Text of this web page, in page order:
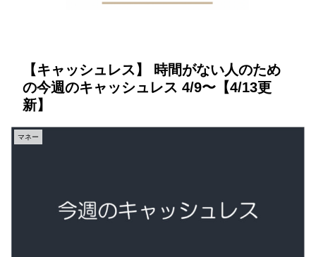
【キャッシュレス】 時間がない人のため
の今週のキャッシュレス 4/9〜【4/13更
新】
マネー